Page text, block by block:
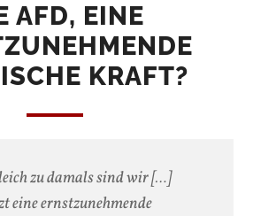
AFD, EINE
KRAFT?
zu damals sind wir […]
eine ernstzunehmende